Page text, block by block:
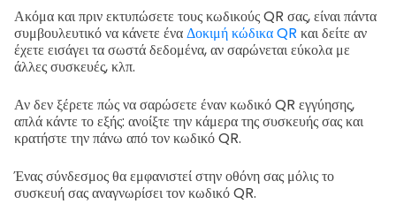
Ακόμα και πριν εκτυπώσετε τους κωδικούς QR σας, είναι πάντα
συμβουλευτικό να κάνετε έναΔοκιμή κώδικα QR και δείτε αν
έχετε εισάγει τα σωστά δεδομένα, αν σαρώνεται εύκολα με
άλλες συσκευές, κλπ.
Αν δεν ξέρετε πώς να σαρώσετε έναν κωδικό QR εγγύησης,
απλά κάντε το εξής: ανοίξτε την κάμερα της συσκευής σας και
κρατήστε την πάνω από τον κωδικό QR.
Ένας σύνδεσμος θα εμφανιστεί στην οθόνη σας μόλις το
συσκευή σας αναγνωρίσει τον κωδικό QR.